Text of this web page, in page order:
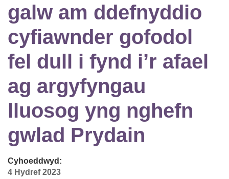
galw am ddefnyddio
cyfiawnder gofodol
fel dull i fynd i’r afael
ag argyfyngau
lluosog yng nghefn
gwlad Prydain
Cyhoeddwyd:
4 Hydref 2023